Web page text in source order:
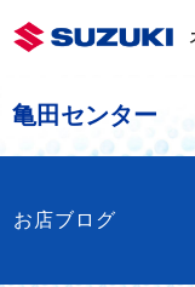
亀田センター
お店ブログ